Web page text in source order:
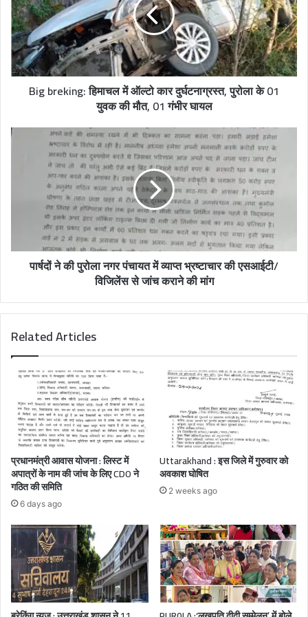
e
Big breking: हिमाचल में ऑल्टो कार दुर्घटनाग्रस्त, पुरोला के 01
युवक की मौत, 01 गंभीर घायल
पार्षदों ने की पुरोला नगर पंचायत में व्याप्त भ्रष्टाचार की एसआईटी/
विजिलेंस से जांच कराने की मांग
Related Articles
प्रधानमंत्री आवास योजना : लिस्ट में
अपात्रों के नाम की जांच के लिए CDO ने
गठित की समिति
6 days ago
Uttarakhand : इस जिले में गुरुवार को
अवकाश घोषित
2 weeks ago